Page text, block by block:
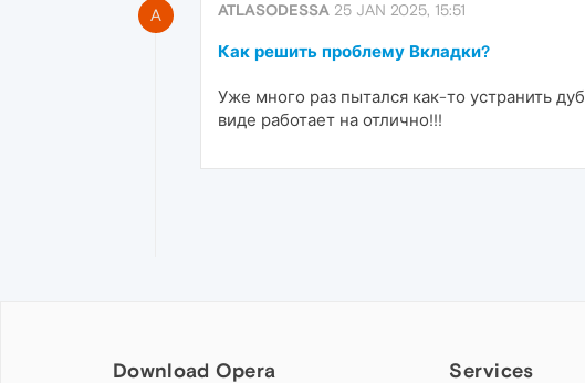
A ATLASODESSA 25 JAN 2025, 15:51
Как решить проблему Вкладки?
Уже много раз пытался как-то устранить
виде работает на отлично!!!
Download Opera Services